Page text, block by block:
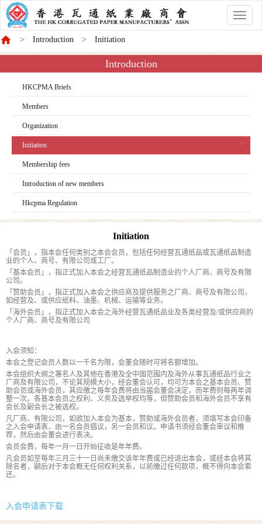
香
港
會
Introduction Initiation
Introduction
HKCPMA Briefs
Members
Organization
Initiation
Membership fees
Introduction of new members
Hkcpma Regulation
Initiation
「会员」，指本会任何类别之本会会员，包括任何经营瓦通纸品或瓦通纸品制造
业的个人、商号、有限公司或工厂。
「基本会员」，指正式加入本会之经营瓦通纸品制造业的个人厂商、商号及有限
公司。
「赞助会员」，指正式加入本会之供应商及提供服务之厂商、商号及有限公司，
如经营及、或供应纸料、油墨、机械、运输等业务。
「海外会员」，指正式加入本会之海外经营瓦通纸品业及各类经营及/或供应商的
个人厂商、商号及有限公司
入会须知：
本会之登记会员人数以一千名为限，会董会随时可将名额增加。
本会组织大纲之署名人及其他在香港及全中国范围内及海外从事瓦通纸品行业之
厂商及有限公司，不论其规模大小，经会董会认可，均可为本会之基本会员、赞
助会员或海外会员，其应缴之每年会费将由当届会董会决定，而年费则每两年调
整一次。各基本会员之权利、义务及选举权均等，但赞助会员和海外会员不享有
会长及副会长之被选权。
凡厂商、有限公司，如欲加入本会为基本，赞助或海外会员者，须填写本会印备
之入会申请表，由一名会员倡议，另一会员和议。申请书须经会董会审议和推
荐，然后由会董会进行表决。
会员会费，每年一月一日开始征收是年年费。
凡会员如至每年三月三十一日尚未缴交该年年费或已经退出本会，或经本会将其
除名者，嗣后对于本会概无任何权利关系，以前缴过任何款项，概不得向本会索
还。
入会申请表下载